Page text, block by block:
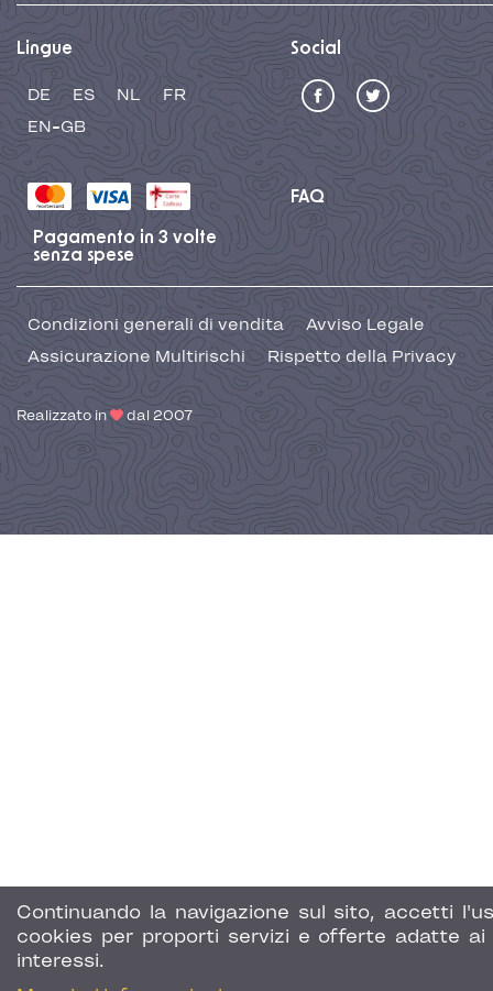
Continuando la navigazione sul sito, accetti
cookies per proporti servizi e offerte adatte ai
interessi.
Lingue
DE ES NL
FR
EN-GB
Social
FAQ
Pagamento in 3 volte
senza spese
Condizioni generali di vendita
Avviso Legale
Assicurazione Multirischi
Rispetto della Privacy
Realizzato in dal 2007